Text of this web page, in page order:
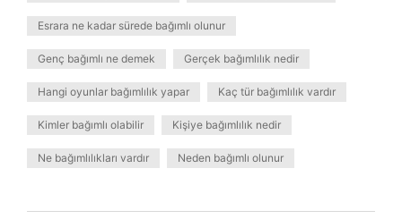
Esrara ne kadar sürede bağımlı olunur
Genç bağımlı ne demek Gerçek bağımlılık nedir
Hangi oyunlar bağımlılık yapar Kaç tür bağımlılık vardır
Kimler bağımlı olabilir Kişiye bağımlılık nedir
Ne bağımlılıkları vardır Neden bağımlı olunur